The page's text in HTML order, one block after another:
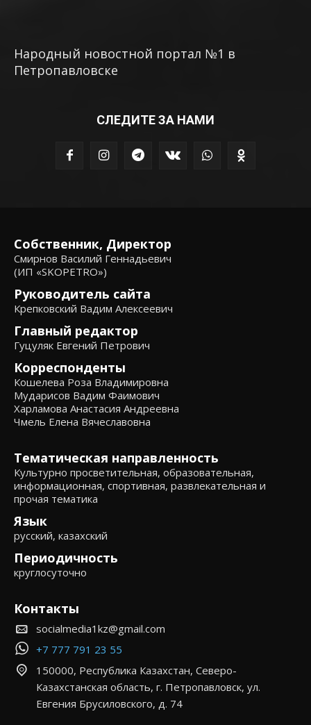
Народный новостной портал №1 в
Петропавловске
СЛЕДИТЕ ЗА НАМИ
Собственник, Директор
Смирнов Василий Геннадьевич
(ИП «SKOPETRO»)
Руководитель сайта
Крепковский Вадим Алексеевич
Главный редактор
Гуцуляк Евгений Петрович
Корреспонденты
Кошелева Роза Владимировна
Мударисов Вадим Фаимович
Харламова Анастасия Андреевна
Чмель Елена Вячеславовна
Тематическая направленность
Культурно просветительная, образовательная,
информационная, спортивная, развлекательная и
прочая тематика
Язык
русский, казахский
Периодичность
круглосуточно
Контакты
socialmedia1kz@gmail.com
+7 777 791 23 55
150000, Республика Казахстан, Северо-
Казахстанская область, г. Петропавловск, ул.
Евгения Брусиловского, д. 74